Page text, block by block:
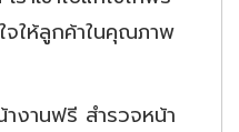
จให้ลูกค้าในคุณภาพ
างานฟรี สำรวจหน้า